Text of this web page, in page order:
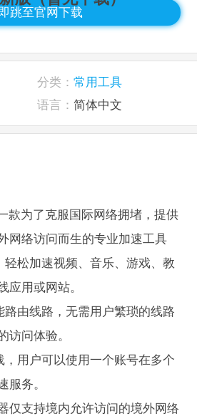
跳至官网下载
分类： 常用工具
语言： 简体中文
款为了克服国际网络拥堵，提供
网络访问而生的专业加速工具
轻松加速视频、音乐、游戏、教
应用或网站。
由线路，无需用户繁琐的线路
访问体验。
用户可以使用一个账号在多个
服务。
仅支持境内允许访问的境外网络